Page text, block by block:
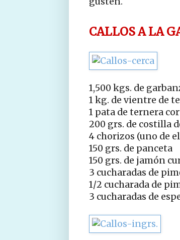
CALLOS A LA
1,500 kgs. de
1 kg. de vientre de
1 pata de ternera
200 grs. de costilla
4 chorizos (uno de
150 grs. de panceta
150 grs. de jamón
3 cucharadas de
1/2 cucharada de
3 cucharadas de